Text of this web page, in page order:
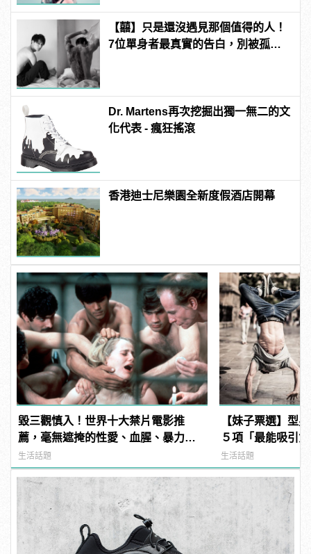
【囍】只是還沒遇見那個值得的人！
7位單身者最真實的告白，別被孤單
Dr. Martens再次挖掘出獨一無二的文
化代表 - 瘋狂搖滾
香港迪士尼樂園全新度假酒店開幕
毀三觀慎入！世界十大禁片電影推
薦，毫無遮掩的性愛、血腥、暴力、
噁心到極致！ | manfashion這樣變型
男
生活話題
【妹子票選】型
５項「最能吸引
生活話題